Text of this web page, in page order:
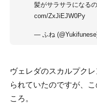
髪がサラサラになる
com/ZxJiEJW0Py
— ふね
ヴェレダのスカルプク
られていたのですが、
ころ。